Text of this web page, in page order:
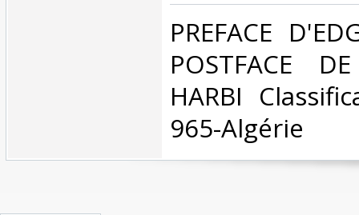
‎PREFACE
POSTFACE
HARBI
965-Algérie‎